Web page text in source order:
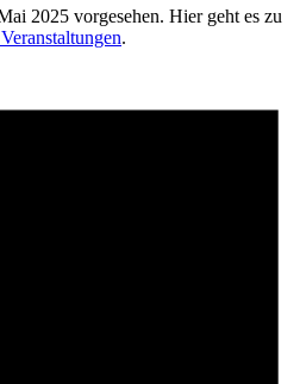
2025 vorgesehen. Hier geht es zu
.